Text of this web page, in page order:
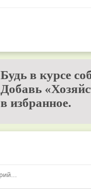
Будь в курсе
Добавь
в избранное.